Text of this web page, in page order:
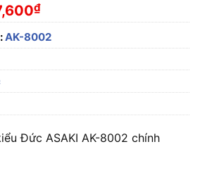
₫
AK-8002
Đức ASAKI AK-8002 chính